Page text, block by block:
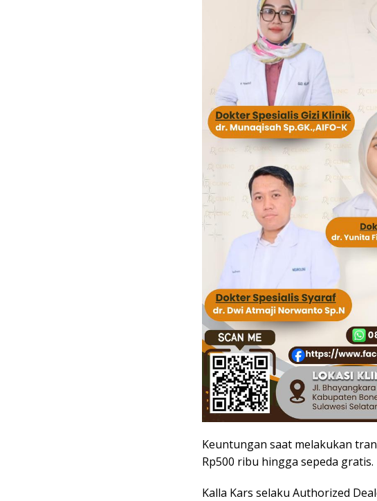
Keuntungan saat melakukan
Rp500 ribu hingga sepeda gratis.
Kalla Kars selaku Authorized